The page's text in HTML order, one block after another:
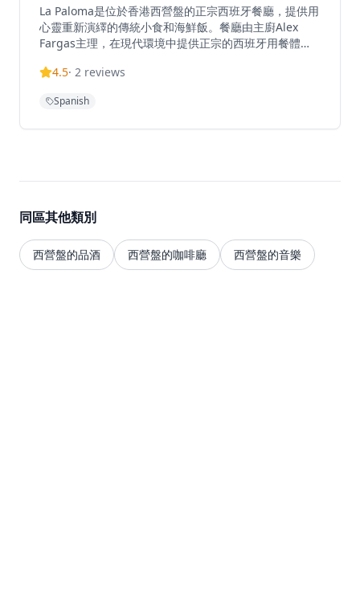
La Paloma是位於香港西營盤的正宗西班牙餐廳，提供用
心靈重新演繹的傳統小食和海鮮飯。餐廳由主廚Alex
Fargas主理，在現代環境中提供正宗的西班牙用餐體
的高評價，在香港13,641家餐廳中排名第284位。這家餐
飯。餐廳週一至週日提供午餐和晚餐服務，午餐時間為下
是與朋友小聚還是浪漫約會，La Paloma都能提供難忘的
西班牙美食體驗。
4.5· 2 reviews
Spanish
同區其他類別
西營盤的品酒 西營盤的咖啡廳 西營盤的音樂